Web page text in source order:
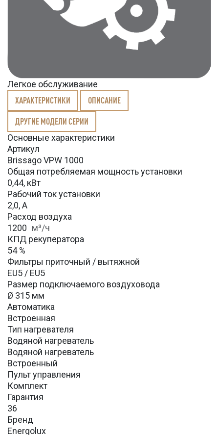
Легкое обслуживание
ХАРАКТЕРИСТИКИ ОПИСАНИЕ
ДРУГИЕ МОДЕЛИ СЕРИИ
Основные характеристики
Артикул
Brissago VPW 1000
Общая потребляемая мощность установки
0,44, кВт
Рабочий ток установки
2,0, А
Расход воздуха
1200 м³/ч
КПД рекуператора
54 %
Фильтры приточный / вытяжной
EU5 / EU5
Размер подключаемого воздуховода
Ø 315 мм
Автоматика
Встроенная
Тип нагревателя
Водяной нагреватель
Водяной нагреватель
Встроенный
Пульт управления
Комплект
Гарантия
36
Бренд
Energolux